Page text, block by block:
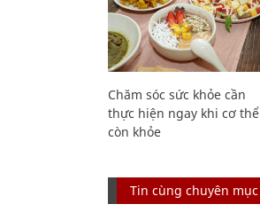
Chăm sóc sức khỏe cần
thực hiện ngay khi cơ thể
còn khỏe
Tin cùng chuyên mục